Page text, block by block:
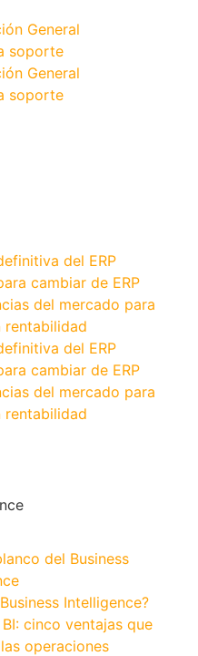
General
soporte
General
soporte
del ERP
cambiar de ERP
del mercado para
rentabilidad
del ERP
cambiar de ERP
del mercado para
rentabilidad
del Business
Intelligence?
BI: cinco ventajas que
operaciones